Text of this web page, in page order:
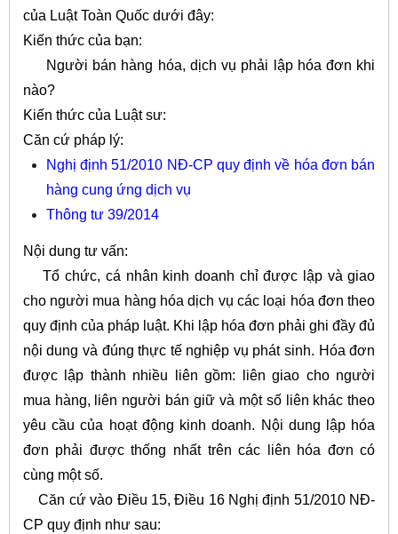
của Luật Toàn Quốc dưới đây:
Kiến thức của bạn:
Người bán hàng hóa, dịch vụ phải lập hóa đơn khi
nào?
Kiến thức của Luật sư:
Căn cứ pháp lý:
Nghị định 51/2010 NĐ-CP quy định về hóa đơn bán
hàng cung ứng dịch vụ
Thông tư 39/2014
Nội dung tư vấn:
Tổ chức, cá nhân kinh doanh chỉ được lập và giao
cho người mua hàng hóa dịch vụ các loại hóa đơn theo
quy định của pháp luật. Khi lập hóa đơn phải ghi đầy đủ
nội dung và đúng thực tế nghiệp vụ phát sinh. Hóa đơn
được lập thành nhiều liên gồm: liên giao cho người
mua hàng, liên người bán giữ và một số liên khác theo
yêu cầu của hoạt động kinh doanh. Nội dung lập hóa
đơn phải được thống nhất trên các liên hóa đơn có
cùng một số.
Căn cứ vào Điều 15, Điều 16 Nghị định 51/2010 NĐ-
CP quy định như sau: